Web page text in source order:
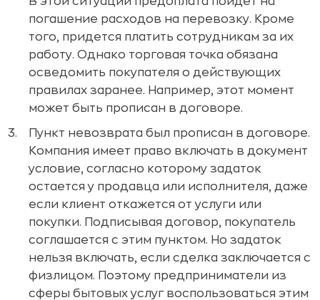
погашение расходов на перевозку. Кроме
того, придется платить сотрудникам за их
работу. Однако торговая точка обязана
осведомить покупателя о действующих
правилах заранее. Например, этот момент
может быть прописан в договоре.
Пункт невозврата был прописан в договоре.
Компания имеет право включать в документ
условие, согласно которому задаток
остается у продавца или исполнителя, даже
если клиент откажется от услуги или
покупки. Подписывая договор, покупатель
соглашается с этим пунктом. Но задаток
нельзя включать, если сделка заключается с
физлицом. Поэтому предприниматели из
сферы бытовых услуг воспользоваться этим